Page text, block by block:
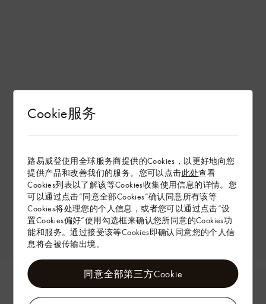
Cookie服务
路易威登使用全球服务商提供的Cookies，以更好地向您
提供产品和改善我们的服务。您可以点击此处查看
Cookies列表以了解该等Cookies收集使用信息的详情。您
可以通过点击“同意全部Cookies”确认同意所有该等
Cookies将处理您的个人信息，或者您可以通过点击“设
置Cookies偏好”使用勾选框来确认您所同意的Cookies功
能和服务。通过接受该等Cookies即确认同意您的个人信
息将会被传输出境。
同意全部第三方Cookie